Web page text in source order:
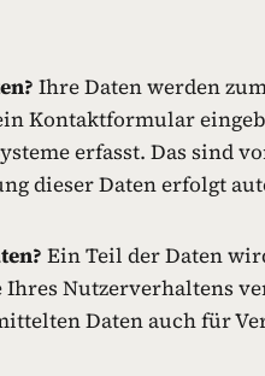
Ihre Daten werden
Kontaktformular
erfasst. Das sind
dieser Daten erfolgt
Ein Teil der Daten
Nutzerverhaltens
Daten auch für